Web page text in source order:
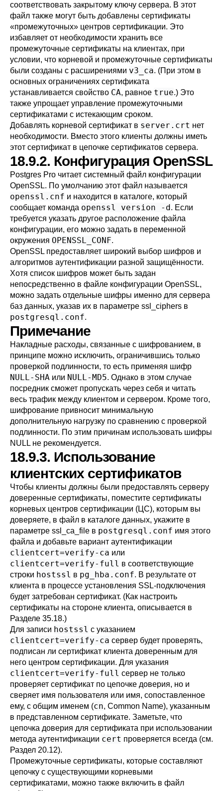
соответствовать закрытому ключу сервера. В этот
файл также могут быть добавлены сертификаты
«промежуточных» центров сертификации. Это
избавляет от необходимости хранить все
промежуточные сертификаты на клиентах, при
условии, что корневой и промежуточные сертификаты
были созданы с расширениями v3_ca. (При этом в
основных ограничениях сертификата
устанавливается свойство CA, равное true.) Это
также упрощает управление промежуточными
сертификатами с истекающим сроком.
Добавлять корневой сертификат в server.crt нет
необходимости. Вместо этого клиенты должны иметь
этот сертификат в цепочке сертификатов сервера.
18.9.2. Конфигурация OpenSSL
Postgres Pro читает системный файл конфигурации
OpenSSL. По умолчанию этот файл называется
openssl.cnf и находится в каталоге, который
сообщает команда openssl version -d. Если
требуется указать другое расположение файла
конфигурации, его можно задать в переменной
окружения OPENSSL_CONF.
OpenSSL предоставляет широкий выбор шифров и
алгоритмов аутентификации разной защищённости.
Хотя список шифров может быть задан
непосредственно в файле конфигурации OpenSSL,
можно задать отдельные шифры именно для сервера
баз данных, указав их в параметре ssl_ciphers в
postgresql.conf.
Примечание
Накладные расходы, связанные с шифрованием, в
принципе можно исключить, ограничившись только
проверкой подлинности, то есть применяя шифр
NULL-SHA или NULL-MD5. Однако в этом случае
посредник сможет пропускать через себя и читать
весь трафик между клиентом и сервером. Кроме того,
шифрование привносит минимальную
дополнительную нагрузку по сравнению с проверкой
подлинности. По этим причинам использовать шифры
NULL не рекомендуется.
18.9.3. Использование
клиентских сертификатов
Чтобы клиенты должны были предоставлять серверу
доверенные сертификаты, поместите сертификаты
корневых центров сертификации (ЦС), которым вы
доверяете, в файл в каталоге данных, укажите в
параметре ssl_ca_file в postgresql.conf имя этого
файла и добавьте вариант аутентификации
clientcert=verify-ca или
clientcert=verify-full в соответствующие
строки hostssl в pg_hba.conf. В результате от
клиента в процессе установления SSL-подключения
будет затребован сертификат. (Как настроить
сертификаты на стороне клиента, описывается в
Разделе 35.18.)
Для записи hostssl с указанием
clientcert=verify-ca сервер будет проверять,
подписан ли сертификат клиента доверенным для
него центром сертификации. Для указания
clientcert=verify-full сервер не только
проверяет сертификат по цепочке доверия, но и
сверяет имя пользователя или имя, сопоставленное
ему, с общим именем (cn, Common Name), указанным
в представленном сертификате. Заметьте, что
цепочка доверия для сертификата при использовании
метода аутентификации cert проверяется всегда (см.
Раздел 20.12).
Промежуточные сертификаты, которые составляют
цепочку с существующими корневыми
сертификатами, можно также включить в файл